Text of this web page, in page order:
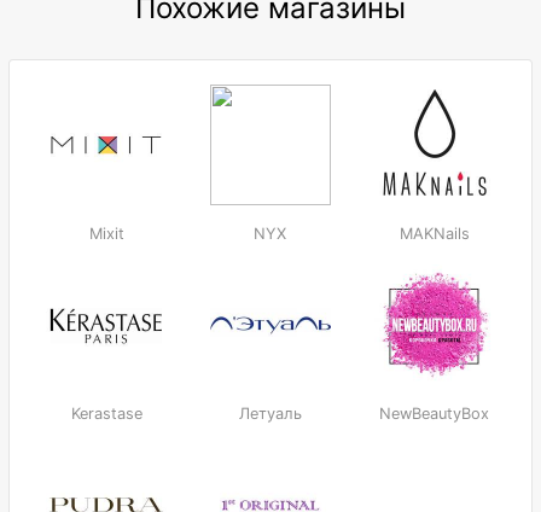
Похожие магазины
Mixit NYX MAKNails
Kerastase Летуаль NewBeautyBox